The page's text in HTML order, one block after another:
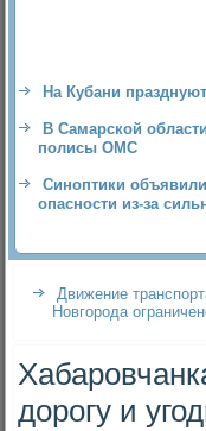
На Кубани
В Самарской
полисы ОМС
Синоптики
опасности из-за
Движение
Новгорода
дорогу и